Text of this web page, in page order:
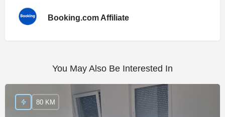
Booking.com Affiliate
You May Also Be Interested In
80 KM